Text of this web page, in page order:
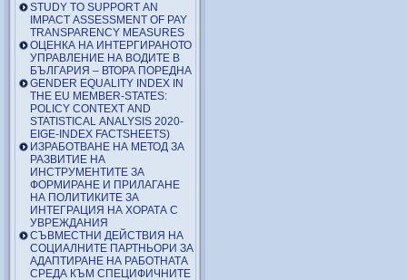
STUDY TO SUPPORT AN
IMPACT ASSESSMENT OF PAY
TRANSPARENCY MEASURES
ОЦЕНКА НА ИНТЕРГИРАНОТО
УПРАВЛЕНИЕ НА ВОДИТЕ В
БЪЛГАРИЯ – ВТОРА ПОРЕДНА
GENDER EQUALITY INDEX IN
THE EU MEMBER-STATES:
POLICY CONTEXT AND
STATISTICAL ANALYSIS 2020-
EIGE-INDEX FACTSHEETS)
ИЗРАБОТВАНЕ НА МЕТОД ЗА
РАЗВИТИЕ НА
ИНСТРУМЕНТИТЕ ЗА
ФОРМИРАНЕ И ПРИЛАГАНЕ
НА ПОЛИТИКИТЕ ЗА
ИНТЕГРАЦИЯ НА ХОРАТА С
УВРЕЖДАНИЯ
СЪВМЕСТНИ ДЕЙСТВИЯ НА
СОЦИАЛНИТЕ ПАРТНЬОРИ ЗА
АДАПТИРАНЕ НА РАБОТНАТА
СРЕДА КЪМ СПЕЦИФИЧНИТЕ